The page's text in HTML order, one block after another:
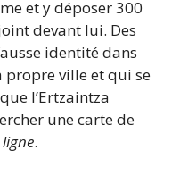
et y déposer 300
devant lui. Des
identité dans
propre ville et qui se
l’Ertzaintza
une carte de
.